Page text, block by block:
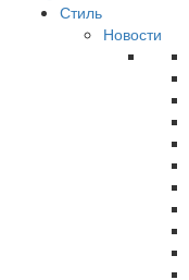
Стиль
Новости